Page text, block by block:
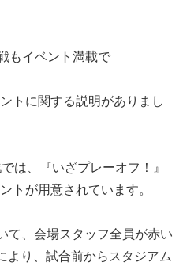
もイベント満載で
トに関する説明がありまし
は、『いざプレーオフ！』
トが用意されています。
て、会場スタッフ全員が赤い
より、試合前からスタジアム